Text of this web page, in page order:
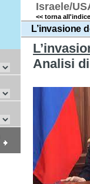
Israele/
<< torna
L’invasione
Analisi